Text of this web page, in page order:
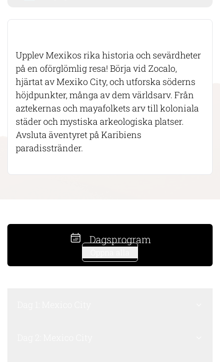
Upplev Mexikos rika historia och sevärdheter
på en oförglömlig resa! Börja vid Zocalo,
hjärtat av Mexiko City, och utforska söderns
höjdpunkter, många av dem världsarv. Från
aztekernas och mayafolkets arv till koloniala
städer och mystiska arkeologiska platser.
Avsluta äventyret på Karibiens
paradisstränder.
Dagsprogram